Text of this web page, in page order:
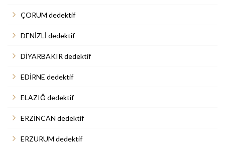
ÇORUM dedektif
DENİZLİ dedektif
DİYARBAKIR dedektif
EDİRNE dedektif
ELAZIĞ dedektif
ERZİNCAN dedektif
ERZURUM dedektif